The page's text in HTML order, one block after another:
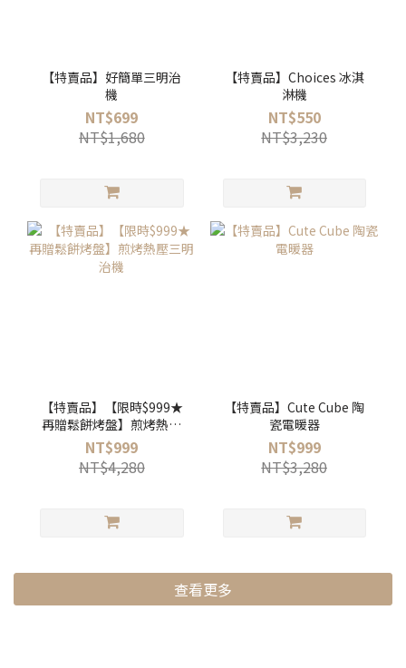
【特賣品】好簡單三明治
機
NT$699
NT$1,680
【特賣品】Choices 冰淇
淋機
NT$550
NT$3,230
【特賣品】【限時$999★
再贈鬆餅烤盤】煎烤熱壓
三明治機
NT$999
NT$4,280
【特賣品】Cute Cube 陶
瓷電暖器
NT$999
NT$3,280
查看更多